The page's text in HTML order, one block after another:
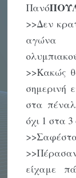
Πανό
>>Δεν
αγώνα
>>Κακώς
σημερινή
στα
όχι 1 στα
είχαμε